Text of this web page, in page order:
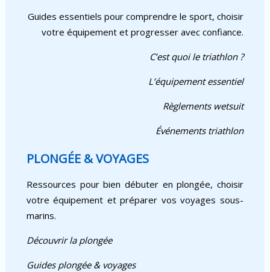
Guides essentiels pour comprendre le sport, choisir
votre équipement et progresser avec confiance.
C’est quoi le triathlon ?
L’équipement essentiel
Règlements wetsuit
Événements triathlon
PLONGÉE & VOYAGES
Ressources pour bien débuter en plongée, choisir
votre équipement et préparer vos voyages sous-
marins.
Découvrir la plongée
Guides plongée & voyages